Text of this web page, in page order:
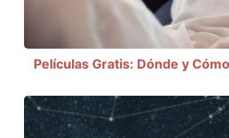
Películas Gratis: Dónde y